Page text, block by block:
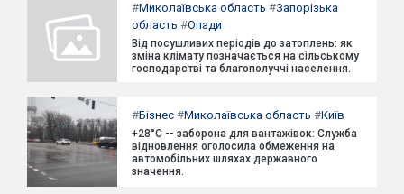
#Миколаївська область #Запорізька
область #Опади
Від посушливих періодів до затоплень: як
зміна клімату позначається на сільському
господарстві та благополуччі населення.
#Бізнес #Миколаївська область #Київ
+28°C -- заборона для вантажівок: Служба
відновлення оголосила обмеження на
автомобільних шляхах державного
значення.